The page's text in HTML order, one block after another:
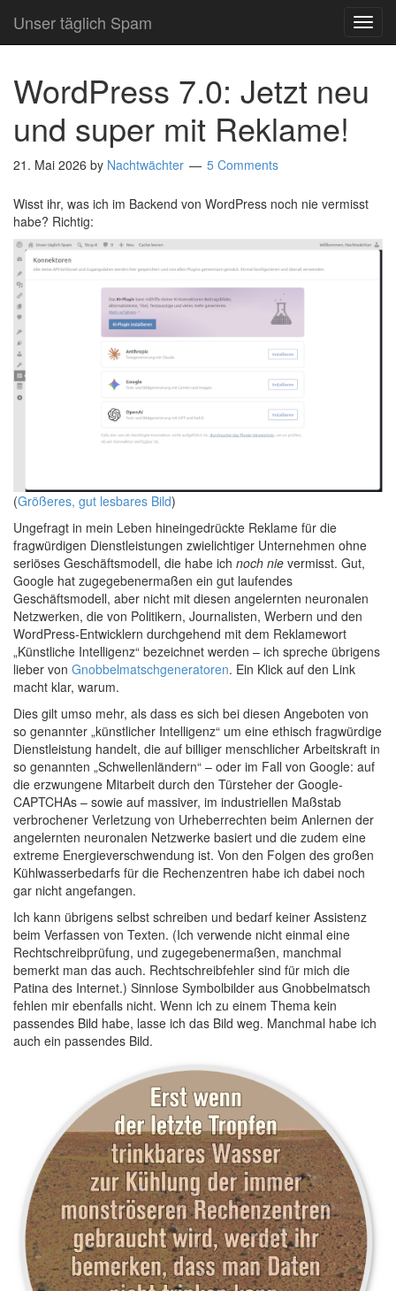
Unser täglich Spam
WordPress 7.0: Jetzt neu
und super mit Reklame!
21. Mai 2026 by Nachtwächter 5 Comments
Wisst ihr, was ich im Backend von WordPress noch nie vermisst
habe? Richtig:
(Größeres, gut lesbares Bild)
Ungefragt in mein Leben hineingedrückte Reklame für die
fragwürdigen Dienstleistungen zwielichtiger Unternehmen ohne
seriöses Geschäftsmodell, die habe ich noch nie vermisst. Gut,
Google hat zugegebenermaßen ein gut laufendes
Geschäftsmodell, aber nicht mit diesen angelernten neuronalen
Netzwerken, die von Politikern, Journalisten, Werbern und den
WordPress-Entwicklern durchgehend mit dem Reklamewort
„Künstliche Intelligenz“ bezeichnet werden – ich spreche übrigens
lieber von Gnobbelmatschgeneratoren. Ein Klick auf den Link
macht klar, warum.
Dies gilt umso mehr, als dass es sich bei diesen Angeboten von
so genannter „künstlicher Intelligenz“ um eine ethisch fragwürdige
Dienstleistung handelt, die auf billiger menschlicher Arbeitskraft in
so genannten „Schwellenländern“ – oder im Fall von Google: auf
die erzwungene Mitarbeit durch den Türsteher der Google-
CAPTCHAs – sowie auf massiver, im industriellen Maßstab
verbrochener Verletzung von Urheberrechten beim Anlernen der
angelernten neuronalen Netzwerke basiert und die zudem eine
extreme Energieverschwendung ist. Von den Folgen des großen
Kühlwasserbedarfs für die Rechenzentren habe ich dabei noch
gar nicht angefangen.
Ich kann übrigens selbst schreiben und bedarf keiner Assistenz
beim Verfassen von Texten. (Ich verwende nicht einmal eine
Rechtschreibprüfung, und zugegebenermaßen, manchmal
bemerkt man das auch. Rechtschreibfehler sind für mich die
Patina des Internet.) Sinnlose Symbolbilder aus Gnobbelmatsch
fehlen mir ebenfalls nicht. Wenn ich zu einem Thema kein
passendes Bild habe, lasse ich das Bild weg. Manchmal habe ich
auch ein passendes Bild.